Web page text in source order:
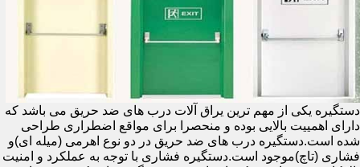
دستگیره یکی از مهم ترین یراق آلات درب های ضد حریق می باشد که
دارای اهمییت بالایی بوده و منحصرا برای مواقع اضطراری طراحی
شده است.دستگیره درب های ضد حریق در دو نوع اهرمی (میله ای)و
فشاری (تاچ)موجود است.دستگیره فشاری با توجه به عملکرد و امنیت